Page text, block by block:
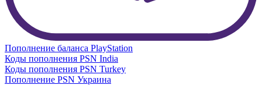
Пополнение баланса PlayStation
Коды пополнения PSN India
Коды пополнения PSN Turkey
Пополнение PSN Украина